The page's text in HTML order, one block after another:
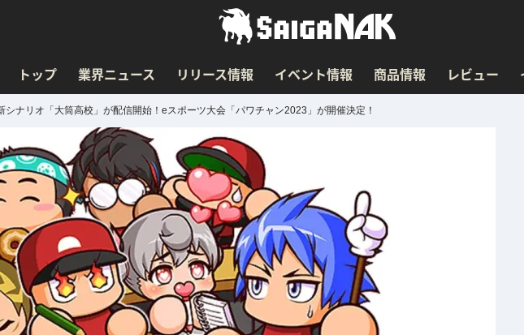
トップ 業界ニュース リリース情報 イベント情報 商品情報 レビュー
シナリオ「大筒高校」が配信開始！eスポーツ大会「パワチャン2023」が開催決定！